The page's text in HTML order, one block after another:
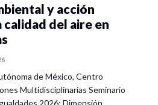
y acción
del aire en
de México, Centro
Multidisciplinarias Seminario
2026: Dimensión